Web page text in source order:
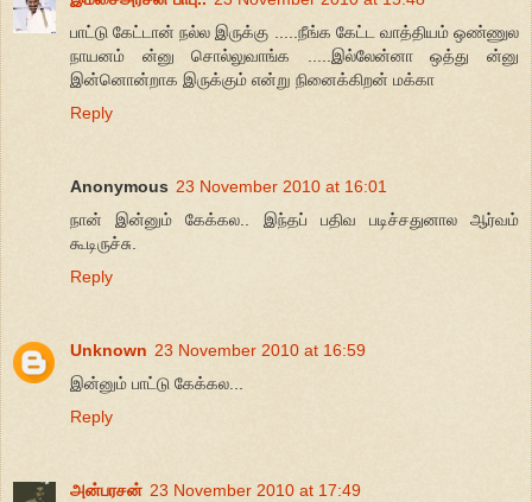
பாட்டு கேட்டான் நல்ல இருக்கு .....நீங்க கேட்ட வாத்தியம் ஒண்ணுல
நாயனம் ன்னு சொல்லுவாங்க .....இல்லேன்னா ஒத்து ன்னு
இன்னொன்றாக இருக்கும் என்று நினைக்கிறன் மக்கா
Reply
Anonymous 23 November 2010 at 16:01
நான் இன்னும் கேக்கல.. இந்தப் பதிவ படிச்சதுனால ஆர்வம்
கூடிருச்சு.
Reply
Unknown 23 November 2010 at 16:59
இன்னும் பாட்டு கேக்கல...
Reply
அன்பரசன் 23 November 2010 at 17:49